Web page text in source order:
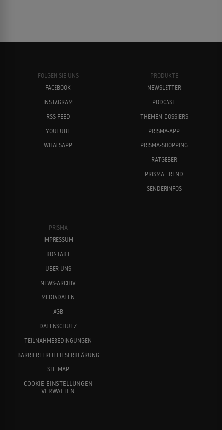
FOLGEN SIE UNS
FACEBOOK
INSTAGRAM
RSS-FEED
YOUTUBE
WHATSAPP
PRODUKTE
NEWSLETTER
PODCAST
THEMEN-DOSSIERS
PRISMA-APP
PRISMA-SHOPPING
RATGEBER
PRISMA TREND
SENDERINFOS
PRISMA
IMPRESSUM
KONTAKT
ÜBER UNS
NEWS-ARCHIV
MEDIADATEN
AGB
DATENSCHUTZ
TEILNAHMEBEDINGUNGEN
BARRIEREFREIHEITSERKLÄRUNG
SITEMAP
COOKIE-EINSTELLUNGEN
VERWALTEN